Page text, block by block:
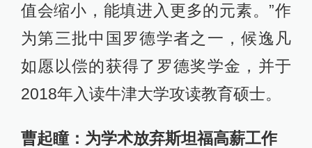
值会缩小，能填进入更多的元素。”作
为第三批中国罗德学者之一，候逸凡
如愿以偿的获得了罗德奖学金，并于
2018年入读牛津大学攻读教育硕士。
曹起瞳：为学术放弃斯坦福高薪工作